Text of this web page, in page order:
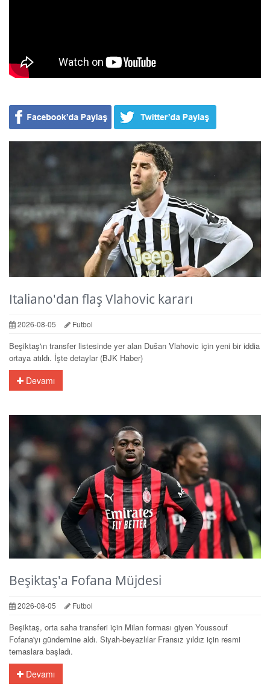
Italiano'dan flaş Vlahovic kararı
2026-08-05 Futbol
Beşiktaş'ın transfer listesinde yer alan Dušan Vlahovic için yeni bir iddia
ortaya atıldı. İşte detaylar (BJK Haber)
Devamı
Beşiktaş'a Fofana Müjdesi
2026-08-05 Futbol
Beşiktaş, orta saha transferi için Milan forması giyen Youssouf
Fofana'yı gündemine aldı. Siyah-beyazlılar Fransız yıldız için resmi
temaslara başladı.
Devamı